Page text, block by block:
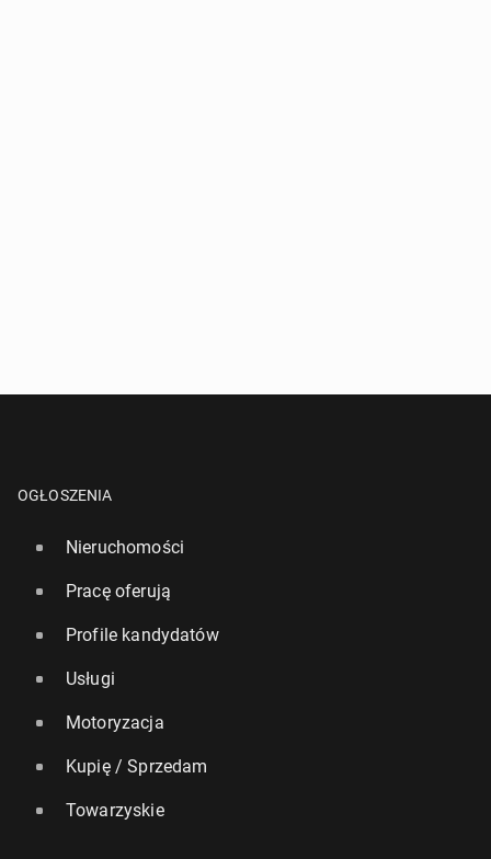
OGŁOSZENIA
Nieruchomości
Pracę oferują
Profile kandydatów
Usługi
Motoryzacja
Kupię / Sprzedam
Towarzyskie